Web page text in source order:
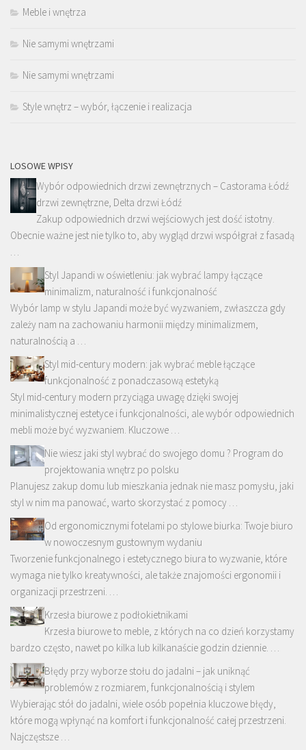
Meble i wnętrza
Nie samymi wnętrzami
Nie samymi wnętrzami
Style wnętrz – wybór, łączenie i realizacja
LOSOWE WPISY
Wybór odpowiednich drzwi zewnętrznych – Castorama Łódź
drzwi zewnętrzne, Delta drzwi Łódź
Zakup odpowiednich drzwi wejściowych jest dość istotny.
Obecnie ważne jest nie tylko to, aby wygląd drzwi współgrał z fasadą
…
Styl Japandi w oświetleniu: jak wybrać lampy łączące
minimalizm, naturalność i funkcjonalność
Wybór lamp w stylu Japandi może być wyzwaniem, zwłaszcza gdy
zależy nam na zachowaniu harmonii między minimalizmem,
naturalnością a …
Styl mid-century modern: jak wybrać meble łączące
funkcjonalność z ponadczasową estetyką
Styl mid-century modern przyciąga uwagę dzięki swojej
minimalistycznej estetyce i funkcjonalności, ale wybór odpowiednich
mebli może być wyzwaniem. Kluczowe …
Nie wiesz jaki styl wybrać do swojego domu ? Program do
projektowania wnętrz po polsku
Planujesz zakup domu lub mieszkania jednak nie masz pomysłu, jaki
styl w nim ma panować, warto skorzystać z pomocy …
Od ergonomicznymi fotelami po stylowe biurka: Twoje biuro
w nowoczesnym gustownym wydaniu
Tworzenie funkcjonalnego i estetycznego biura to wyzwanie, które
wymaga nie tylko kreatywności, ale także znajomości ergonomii i
organizacji przestrzeni. …
Krzesła biurowe z podłokietnikami
Krzesła biurowe to meble, z których na co dzień korzystamy
bardzo często, nawet po kilka lub kilkanaście godzin dziennie. …
Błędy przy wyborze stołu do jadalni – jak uniknąć
problemów z rozmiarem, funkcjonalnością i stylem
Wybierając stół do jadalni, wiele osób popełnia kluczowe błędy,
które mogą wpłynąć na komfort i funkcjonalność całej przestrzeni.
Najczęstsze …